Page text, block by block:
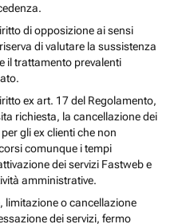
di opposizione ai sensi
di valutare la sussistenza
il trattamento prevalenti
ex art. 17 del Regolamento,
richiesta, la cancellazione dei
gli ex clienti che non
comunque i tempi
dei servizi Fastweb e
amministrative.
limitazione o cancellazione
dei servizi, fermo